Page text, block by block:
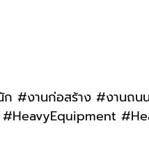
#งานก่อสร้าง #งานถน